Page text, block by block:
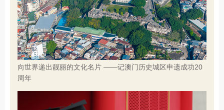
向世界递出靓丽的文化名片 ——记澳门历史城区申遗成功20
周年